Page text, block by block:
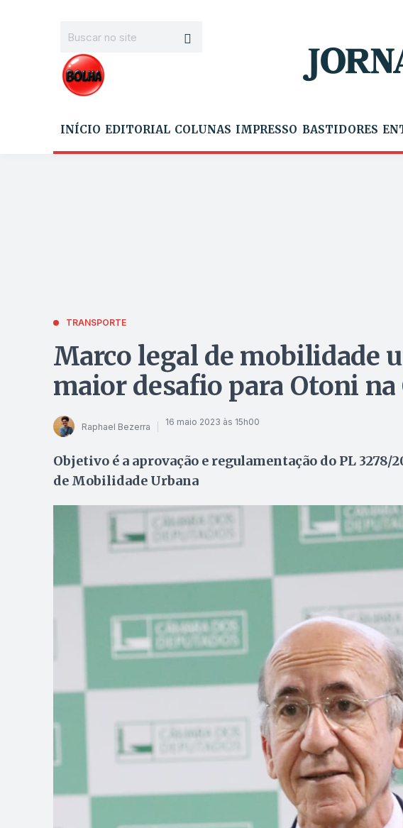
INÍCIO EDITORIAL COLUNAS IMPRESSO BASTIDORES
TRANSPORTE
Marco legal de mobilidade
maior desafio para Otoni na
Raphael Bezerra 16 maio 2023 às 15h00
Objetivo é a aprovação e regulamentação do PL 3278/
de Mobilidade Urbana